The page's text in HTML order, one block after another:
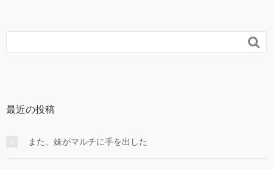

最近の投稿
また、妹がマルチに手を出した